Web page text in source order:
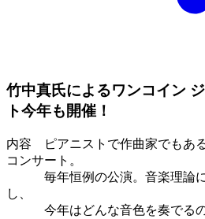
竹中真氏によるワンコイン
ト今年も開催！
内容 ピアニストで作曲家でもあ
コンサート。
毎年恒例の公演。音楽理論に
し、
今年はどんな音色を奏でるの